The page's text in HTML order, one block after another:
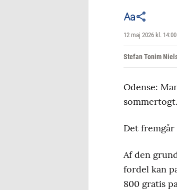
12 maj 2026 kl. 14:00
Stefan Tonim
Odense:
sommertogt.
Det fremgår
Af den
fordel kan
800 gratis